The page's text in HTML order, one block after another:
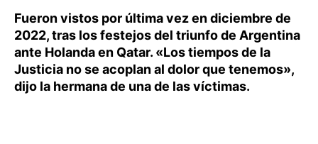
Fueron vistos por última vez en diciembre de
2022, tras los festejos del triunfo de Argentina
ante Holanda en Qatar. «Los tiempos de la
Justicia no se acoplan al dolor que tenemos»,
dijo la hermana de una de las víctimas.